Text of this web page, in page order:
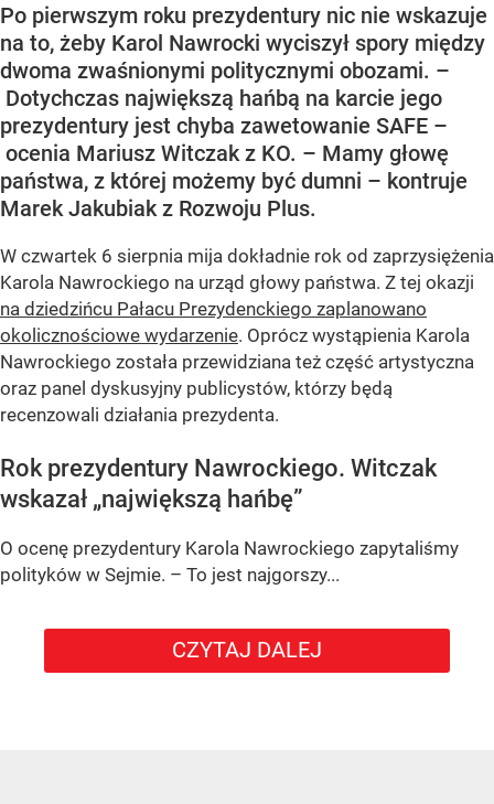
Po pierwszym roku prezydentury nic nie wskazuje
na to, żeby Karol Nawrocki wyciszył spory między
dwoma zwaśnionymi politycznymi obozami. –
Dotychczas największą hańbą na karcie jego
prezydentury jest chyba zawetowanie SAFE –
ocenia Mariusz Witczak z KO. – Mamy głowę
państwa, z której możemy być dumni – kontruje
Marek Jakubiak z Rozwoju Plus.
W czwartek 6 sierpnia mija dokładnie rok od zaprzysiężenia
Karola Nawrockiego na urząd głowy państwa. Z tej okazji
na dziedzińcu Pałacu Prezydenckiego zaplanowano
okolicznościowe wydarzenie. Oprócz wystąpienia Karola
Nawrockiego została przewidziana też część artystyczna
oraz panel dyskusyjny publicystów, którzy będą
recenzowali działania prezydenta.
Rok prezydentury Nawrockiego. Witczak
wskazał „największą hańbę”
O ocenę prezydentury Karola Nawrockiego zapytaliśmy
polityków w Sejmie. – To jest najgorszy...
CZYTAJ DALEJ